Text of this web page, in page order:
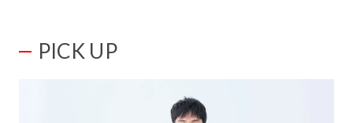
PICK UP